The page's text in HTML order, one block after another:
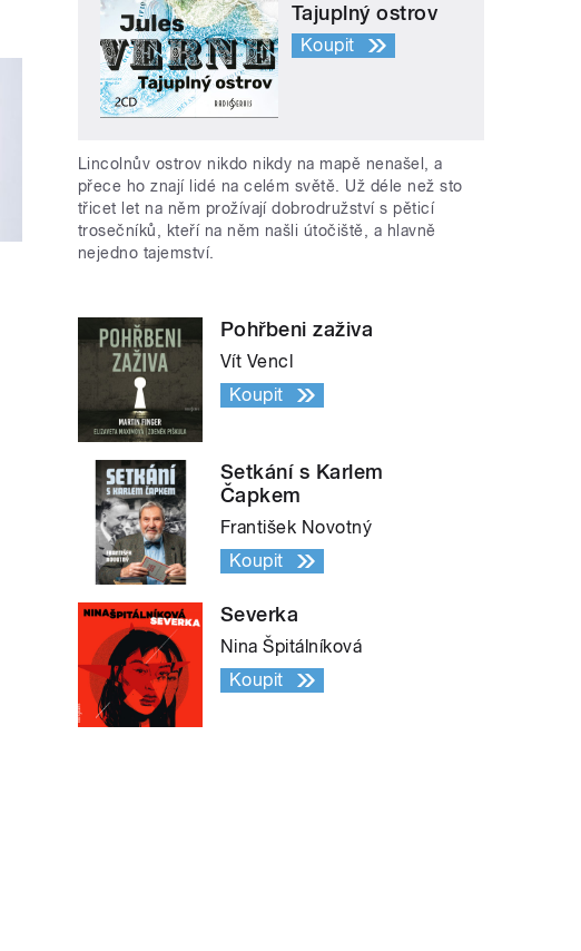
Tajuplný ostrov
Koupit
Lincolnův ostrov nikdo nikdy na mapě nenašel, a
přece ho znají lidé na celém světě. Už déle než sto
třicet let na něm prožívají dobrodružství s pěticí
trosečníků, kteří na něm našli útočiště, a hlavně
nejedno tajemství.
Pohřbeni zaživa
Vít Vencl
Koupit
Setkání s Karlem
Čapkem
František Novotný
Koupit
Severka
Nina Špitálníková
Koupit